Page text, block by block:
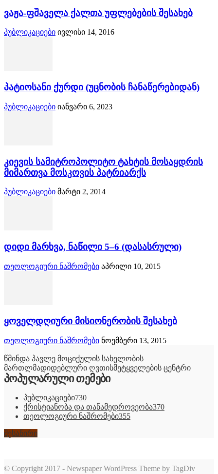
ვაჟა-ფშაველა ქალთა უფლებების შესახებ
პუბლიკაციები ივლისი 14, 2016
პატიოსანი ქურდი (უცნობის ჩანაწერებიდან)
პუბლიკაციები იანვარი 6, 2023
კიევის სამიტროპოლიტო ტახტის მოსაყდრის
მიმართვა მოსკოვის პატრიარქს
პუბლიკაციები მარტი 2, 2014
დიდი მარხვა, ნაწილი 5–6 (დასასრული)
თეოლოგიური ნაშრომები აპრილი 10, 2015
ყოველდღიური მისიონერობის შესახებ
თეოლოგიური ნაშრომები ნოემბერი 13, 2015
წმინდა პავლე მოციქულის სახელობის
მართლმადიდებლური ღვთისმეტყველების ცენტრი
პოპულარული თემები
პუბლიკაციები730
ქრისტიანობა და თანამედროვეობა370
თეოლოგიური ნაშრომები355
შესაწირი
© Copyright 2017 - Newspaper WordPress Theme by TagDiv